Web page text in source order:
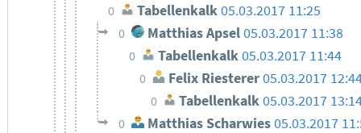
0 Tabellenkalk 05.03.2017 11:25
0 Matthias Apsel05.03.2017 11:38
0 Tabellenkalk05.03.2017 11:44
0 Felix Riesterer05.03.2017
0 Tabellenkalk05.03.2017
0 Matthias Scharwies05.03.2017